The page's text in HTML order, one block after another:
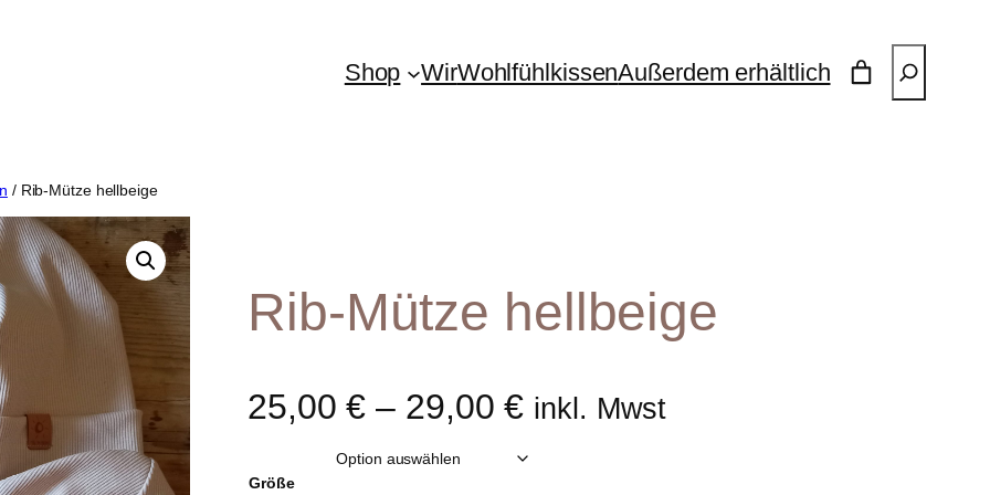
Shop WirWohlfühlkissenAußerdem erhältlich
/ Rib-Mütze hellbeige
Rib-Mütze hellbeige
25,00€ – 29,00€ inkl. Mwst
Größe